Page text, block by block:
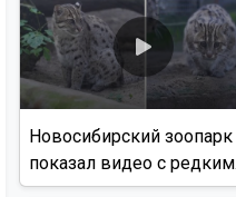
Новосибирский зоопарк
показал видео с редким
виверровым котом